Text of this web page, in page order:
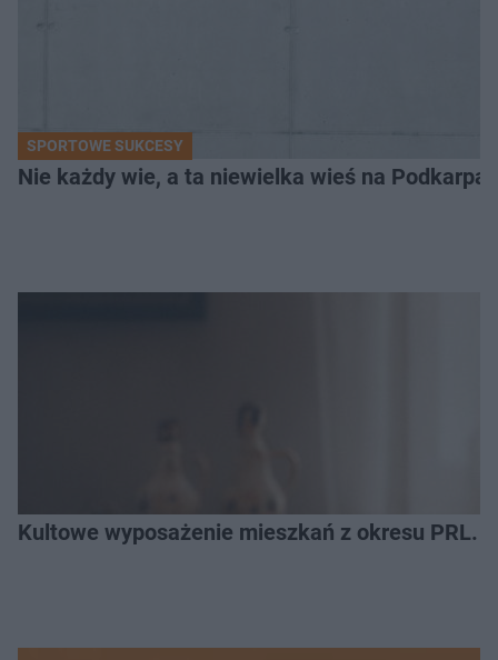
SPORTOWE SUKCESY
Nie każdy wie, a ta niewielka wieś na
Kultowe wyposażenie mieszkań z okresu PRL.